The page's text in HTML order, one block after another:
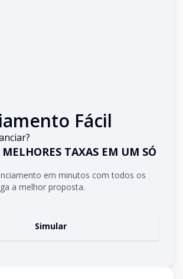
Fácil
TAXAS EM UM SÓ
em minutos com todos os
a melhor proposta.
Simular